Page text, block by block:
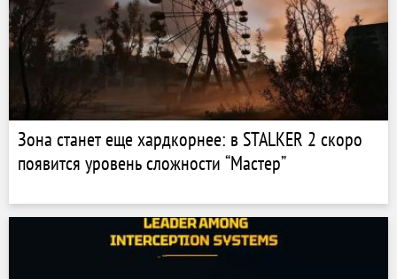
Зона станет еще хардкорнее: в STALKER 2 скоро
появится уровень сложности “Мастер”